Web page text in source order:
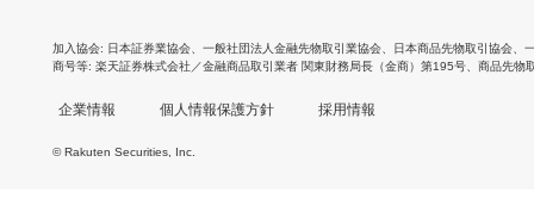
加入協会 日本証券業協会 一般社団法人金融先物取引業協会 日本商品先物取引協会
商号等 楽天証券株式会社／金融商品取引業者 関東財務局長（金商）第195号、商品先物
企業情報 個人情報保護方針 採用情報
© Rakuten Securities, Inc.